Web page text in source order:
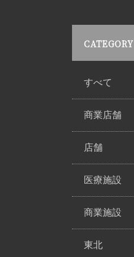
CATEGORY
すべて
商業店舗
店舗
医療施設
商業施設
東北